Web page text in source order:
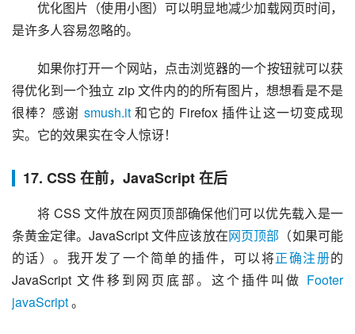
优化图片（使用小图）可以明显地减少加载网页时间，
是许多人容易忽略的。
如果你打开一个网站，点击浏览器的一个按钮就可以获
得优化到一个独立 zip 文件内的的所有图片，想想看是不是
很棒？感谢 smush.it 和它的 Firefox 插件让这一切变成现
实。它的效果实在令人惊讶！
17. CSS 在前，JavaScript 在后
将 CSS 文件放在网页顶部确保他们可以优先载入是一
条黄金定律。JavaScript 文件应该放在网页顶部 （如果可能
的话）。我开发了一个简单的插件，可以将正确注册的
JavaScript 文件移到网页底部。这个插件叫做 Footer
javaScript 。